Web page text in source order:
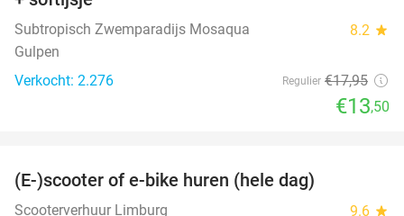
Subtropisch Zwemparadijs Mosaqua 8.2 star
Gulpen
Verkocht: 2.276
Regulier €17,95
€13,50
(E-)scooter of e-bike huren (hele dag)
Scooterverhuur Limburg 9.6 star